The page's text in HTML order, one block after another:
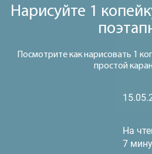
Нарисуйте 1
Посмотрите как нарисовать 1
простой
На
7